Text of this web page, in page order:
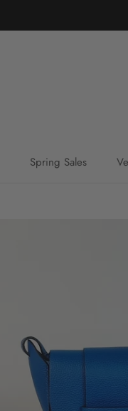
Spring Sales